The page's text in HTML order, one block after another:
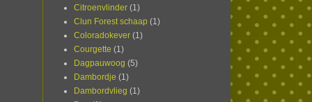
Citroenvlinder (1)
Clun Forest schaap (1)
Coloradokever (1)
Courgette (1)
Dagpauwoog (5)
Dambordje (1)
Dambordvlieg (1)